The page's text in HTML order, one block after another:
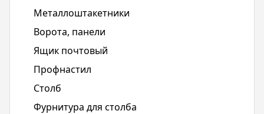
Металлоштакетники
Ворота, панели
Ящик почтовый
Профнастил
Столб
Фурнитура для столба